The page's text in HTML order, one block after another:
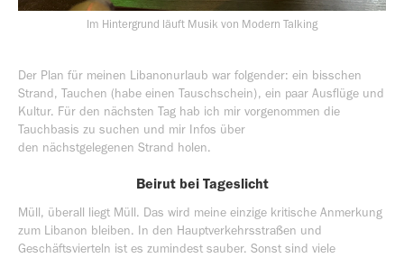
Im Hintergrund läuft Musik von Modern Talking
Der Plan für meinen Libanonurlaub war folgender: ein bisschen
Strand, Tauchen (habe einen Tauschschein), ein paar Ausflüge und
Kultur. Für den nächsten Tag hab ich mir vorgenommen die
Tauchbasis zu suchen und mir Infos über
den nächstgelegenen Strand holen.
Beirut bei Tageslicht
Müll, überall liegt Müll. Das wird meine einzige kritische Anmerkung
zum Libanon bleiben. In den Hauptverkehrsstraßen und
Geschäftsvierteln ist es zumindest sauber. Sonst sind viele